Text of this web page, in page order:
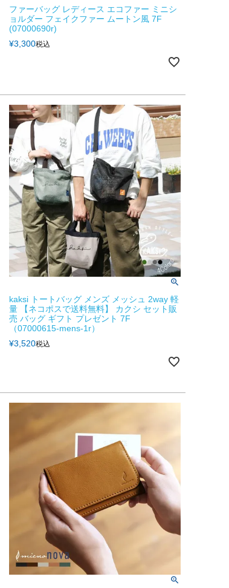
ファーバッグ レディース エコファー ミニシ
ョルダー フェイクファー ムートン風 7F
(07000690r)
¥3,300税込
kaksi トートバッグ メンズ メッシュ 2way 軽
量 【ネコポスで送料無料】 カクシ セット販
売 バッグ ギフト プレゼント 7F
（07000615-mens-1r）
¥3,520税込